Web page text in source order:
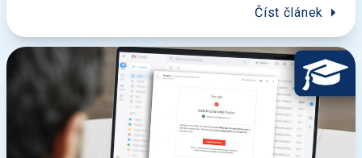
Číst článek arrow_right